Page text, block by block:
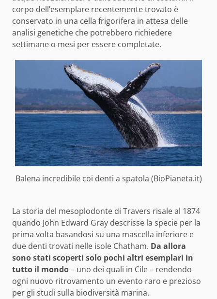
corpo dell’esemplare recentemente trovato è
conservato in una cella frigorifera in attesa delle
analisi genetiche che potrebbero richiedere
settimane o mesi per essere completate.
Balena incredibile coi denti a spatola (BioPianeta.it)
La storia del mesoplodonte di Travers risale al 1874
quando John Edward Gray descrisse la specie per la
prima volta basandosi su una mascella inferiore e
due denti trovati nelle isole Chatham. Da allora
sono stati scoperti solo pochi altri esemplari in
tutto il mondo– uno dei quali in Cile – rendendo
ogni nuovo ritrovamento un evento raro e prezioso
per gli studi sulla biodiversità marina.